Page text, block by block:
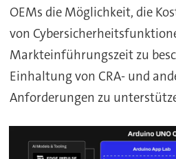
OEMs die Möglichkeit, die
von
Markteinführungszeit zu
Einhaltung von CRA- und
Anforderungen zu